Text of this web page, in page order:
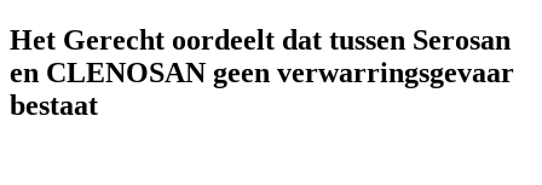
ECLI:EU:T:2026:258 (Ionfarma, SL tegen EUIPO en Vision
Healthcare BV), https://redactie-delex.cshark.nl/artikelen/het-
gerecht-oordeelt-dat-tussen-serosan-en-clenosan-geen-
verwarringsgevaar-bestaat
Het Gerecht oordeelt dat tussen Serosan
en CLENOSAN geen verwarringsgevaar
bestaat